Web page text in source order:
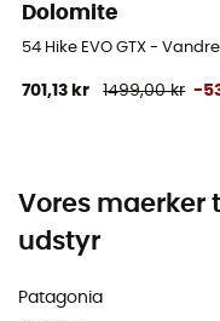
Dolomite
54 Hike EVO GTX -
701,13 kr 1499,00 kr -
Vores maerker
udstyr
Patagonia